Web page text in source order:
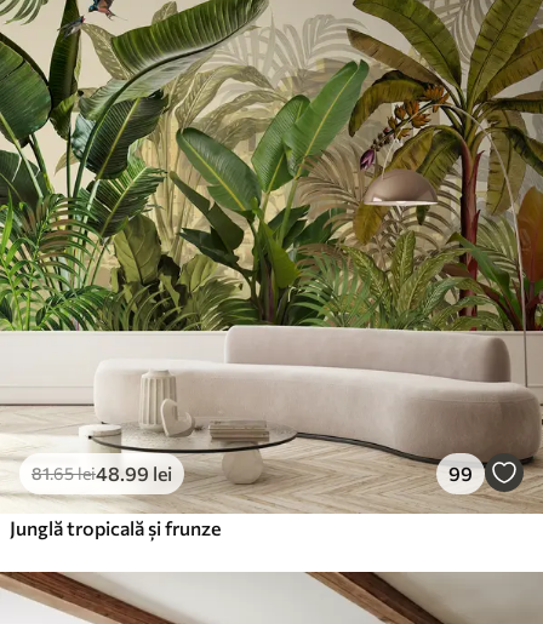
Materiale disponibile
Standard
166.6599.99 lei/m²
Premium
220.02132.01lei/m²
Vinil Premium
250.00150.00lei/m²
Peel and Stick
300.00180.00lei/m²
81.65lei48.99 lei 99
Junglă tropicală și frunze